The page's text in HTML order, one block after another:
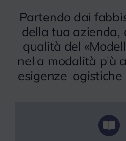
Partendo dai
della tua azienda,
qualità del
nella modalità più
esigenze